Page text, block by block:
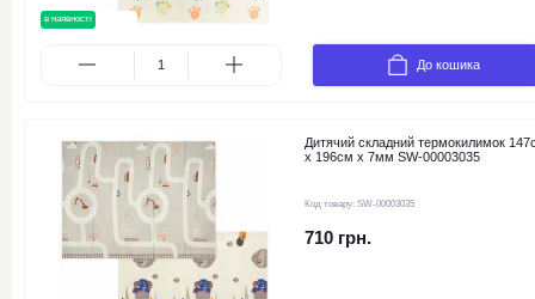
в наявності
До кошика
Дитячий складний термокилимок
х 196см х 7мм SW-00003035
Код товару: SW-00003035
710 грн.